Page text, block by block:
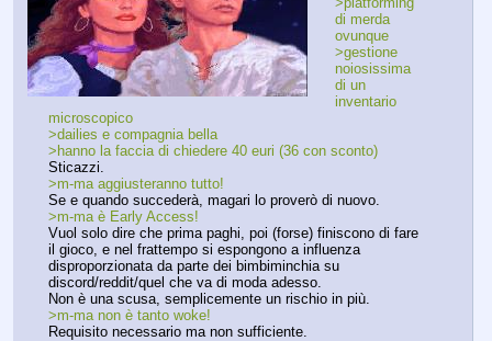
di merda
ovunque
>gestione
noiosissima
di un
inventario
microscopico
>dailies e compagnia bella
>hanno la faccia di chiedere 40 euri (36 con sconto)
Sticazzi.
>m-ma aggiusteranno tutto!
Se e quando succederà, magari lo proverò di nuovo.
>m-ma è Early Access!
Vuol solo dire che prima paghi, poi (forse) finiscono di fare
il gioco, e nel frattempo si espongono a influenza
disproporzionata da parte dei bimbiminchia su
discord/reddit/quel che va di moda adesso.
Non è una scusa, semplicemente un rischio in più.
>m-ma non è tanto woke!
Requisito necessario ma non sufficiente.